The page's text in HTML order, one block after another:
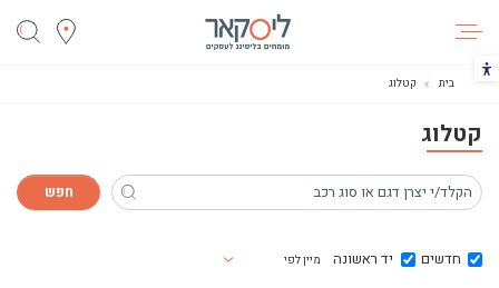
הכפתור משנה את צבעי הקונטרסט
בית קטלוג
קטלוג
חדשים יד ראשונה מיין לפי